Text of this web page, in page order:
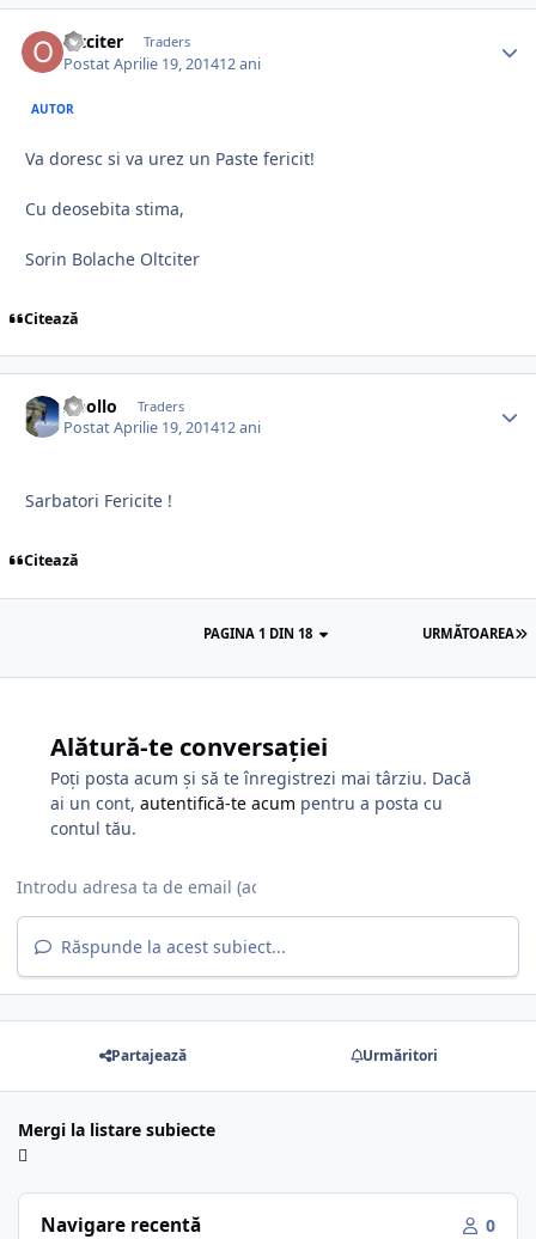
oltciter Traders
PostatAprilie 19, 201412 ani
AUTOR
Va doresc si va urez un Paste fericit!
Cu deosebita stima,
Sorin Bolache Oltciter
Citează
Apollo Traders
PostatAprilie 19, 201412 ani
Sarbatori Fericite !
Citează
URMĂTOAREA
PAGINA 1 DIN 18
Alătură-te conversației
Poți posta acum și să te înregistrezi mai târziu. Dacă
ai un cont, autentifică-te acum pentru a posta cu
contul tău.
Răspunde la acest subiect...
Partajează Urmăritori
Mergi la listare subiecte
Navigare recentă 0